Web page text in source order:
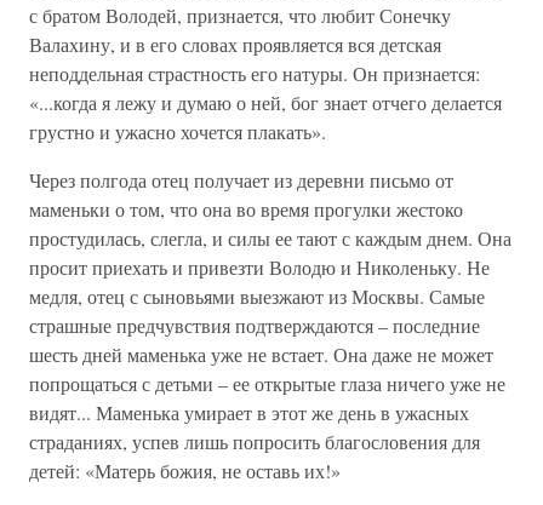
с братом Володей, признается, что любит Сонечку
Валахину, и в его словах проявляется вся детская
неподдельная страстность его натуры. Он признается:
«...когда я лежу и думаю о ней, бог знает отчего делается
грустно и ужасно хочется плакать».
Через полгода отец получает из деревни письмо от
маменьки о том, что она во время прогулки жестоко
простудилась, слегла, и силы ее тают с каждым днем. Она
просит приехать и привезти Володю и Николеньку. Не
медля, отец с сыновьями выезжают из Москвы. Самые
страшные предчувствия подтверждаются – последние
шесть дней маменька уже не встает. Она даже не может
попрощаться с детьми – ее открытые глаза ничего уже не
видят... Маменька умирает в этот же день в ужасных
страданиях, успев лишь попросить благословения для
детей: «Матерь божия, не оставь их!»